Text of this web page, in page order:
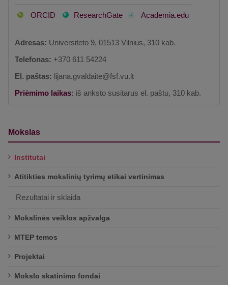
ORCID ResearchGate Academia.edu
Adresas: Universiteto 9, 01513 Vilnius, 310 kab.
Telefonas: +370 611 54224
El. paštas: lijana.gvaldaite@fsf.vu.lt
Priėmimo laikas: iš anksto susitarus el. paštu, 310 kab.
Mokslas
Institutai
Atitikties mokslinių tyrimų etikai vertinimas
Rezultatai ir sklaida
Mokslinės veiklos apžvalga
MTEP temos
Projektai
Mokslo skatinimo fondai